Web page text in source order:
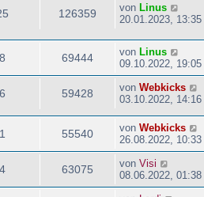
126359 von Linus
20.01.2023, 13:35
8 69444 von Linus
09.10.2022, 19:05
6 59428 von Webkicks
03.10.2022, 14:16
1 55540 von Webkicks
26.08.2022, 10:33
4 63075 von Visi
08.06.2022, 01:38